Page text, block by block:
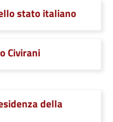
stato italiano
Civirani
della